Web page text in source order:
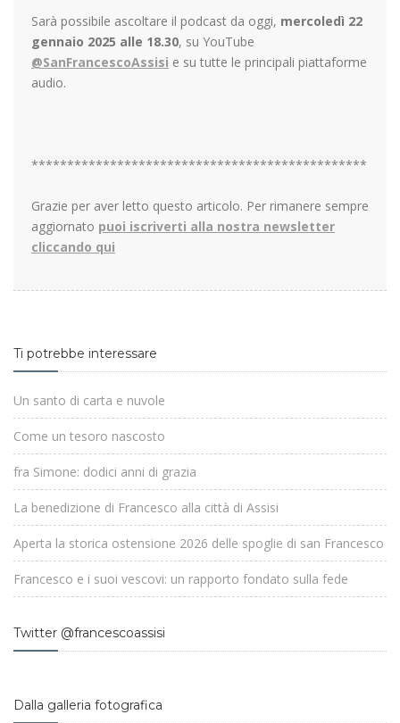
Sarà possibile ascoltare il podcast da oggi, mercoledì 22
gennaio 2025 alle 18.30, su YouTube
@SanFrancescoAssisi e su tutte le principali piattaforme
audio.
***********************************************
Grazie per aver letto questo articolo. Per rimanere sempre
aggiornato puoi iscriverti alla nostra newsletter
cliccando qui
Ti potrebbe interessare
Un santo di carta e nuvole
Come un tesoro nascosto
fra Simone: dodici anni di grazia
La benedizione di Francesco alla città di Assisi
Aperta la storica ostensione 2026 delle spoglie di san Francesco
Francesco e i suoi vescovi: un rapporto fondato sulla fede
Twitter @francescoassisi
Dalla galleria fotografica